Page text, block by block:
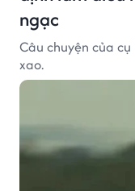
ngạc
Câu chuyện của
xao.